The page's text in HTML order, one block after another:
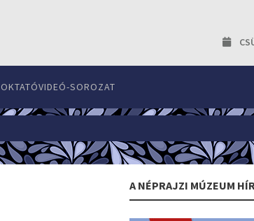
OKTATÓVIDEÓ-SOROZAT
A NÉPRAJZI MÚZEUM